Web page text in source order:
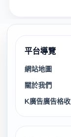
平台導覽
網站地圖
關於我們
K廣告廣告格